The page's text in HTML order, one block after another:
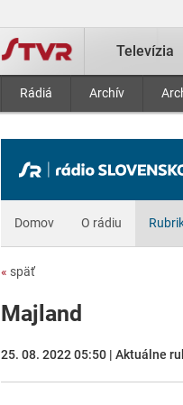
Televízia
Rádiá Archív
Domov O rádiu
« späť
Majland
25. 08. 2022 05:50 | Aktuálne